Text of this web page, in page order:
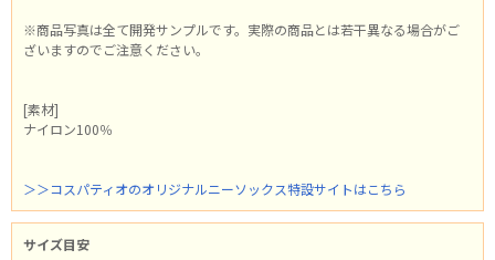
※商品写真は全て開発サンプルです。実際の商品とは若干異なる場合がご
ざいますのでご注意ください。
[素材]
ナイロン100％
＞＞コスパティオのオリジナルニーソックス特設サイトはこちら
サイズ目安